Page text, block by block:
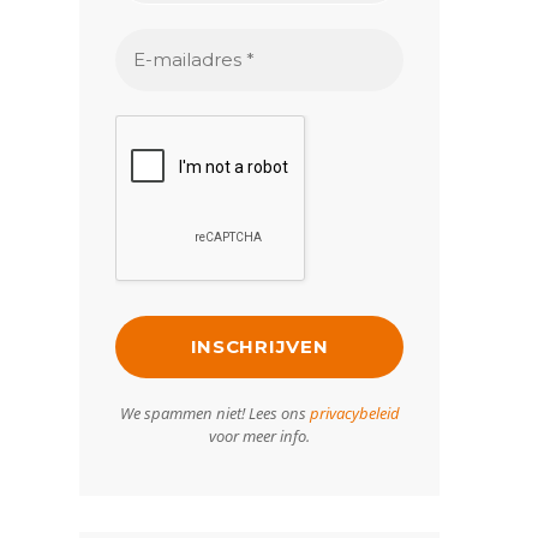
We spammen niet! Lees ons privacybeleid
voor meer info.